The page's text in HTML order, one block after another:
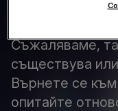
Съжаляваме,
съществува
Върнете се
опитайте